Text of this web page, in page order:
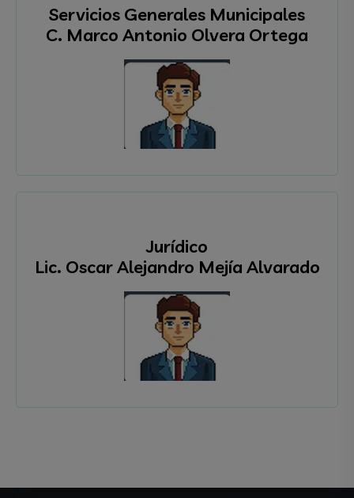
Servicios Generales Municipales
C. Marco Antonio Olvera Ortega
Jurídico
Lic. Oscar Alejandro Mejía Alvarado